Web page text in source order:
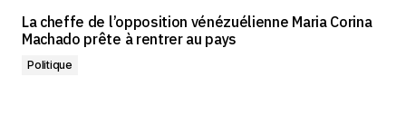
La cheffe de l’opposition vénézuélienne Maria Corina
Machado prête à rentrer au pays
Politique